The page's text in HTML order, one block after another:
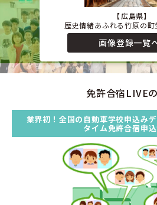
広島県
歴史情緒あふれる竹原の町
画像登録一覧
免許合宿LIVE
業界初！全国の自動車学校申込み
タイム免許合宿申